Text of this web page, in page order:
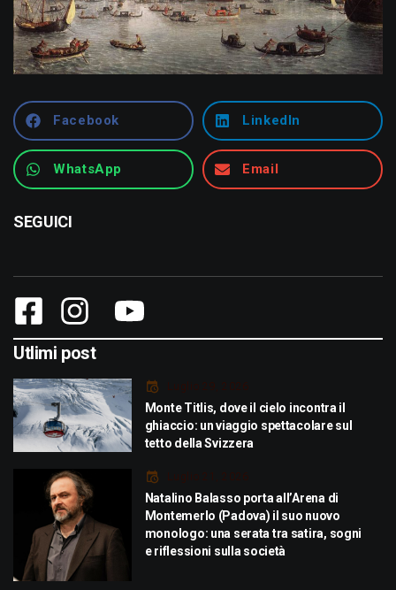
Facebook LinkedIn
WhatsApp Email
SEGUICI
Utlimi post
Luglio 29, 2026
Monte Titlis, dove il cielo incontra il
ghiaccio: un viaggio spettacolare sul
tetto della Svizzera
Luglio 21, 2026
Natalino Balasso porta all’Arena di
Montemerlo (Padova) il suo nuovo
monologo: una serata tra satira, sogni
e riflessioni sulla società